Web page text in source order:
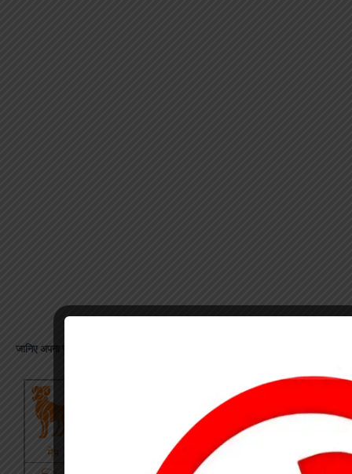
जानिए अपना राशिफल